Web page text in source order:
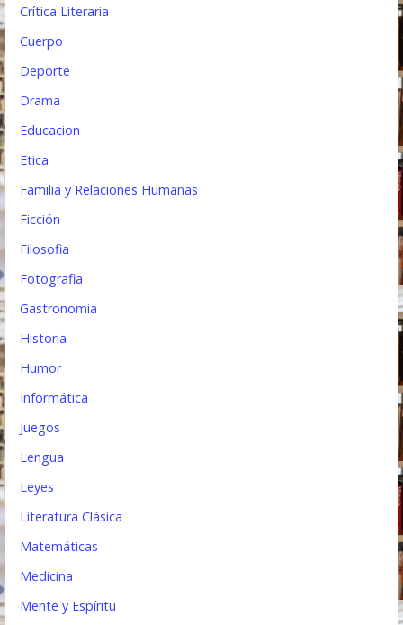
Crítica Literaria
Cuerpo
Deporte
Drama
Educacion
Etica
Familia y Relaciones Humanas
Ficción
Filosofia
Fotografia
Gastronomia
Historia
Humor
Informática
Juegos
Lengua
Leyes
Literatura Clásica
Matemáticas
Medicina
Mente y Espíritu